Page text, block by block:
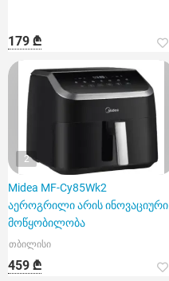
179 ₾
2
Midea MF-Cy85Wk2
აეროგრილი არის ინოვაციური
მოწყობილობა
თბილისი
459 ₾